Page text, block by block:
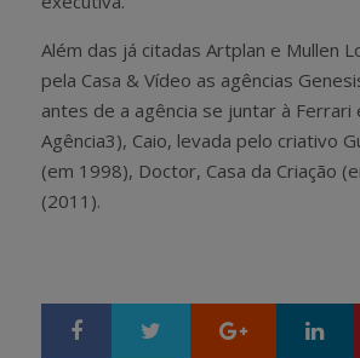
Além das já citadas Artplan e Mullen
pela Casa & Vídeo as agências
antes de a agência se juntar à Ferrari
Agência3), Caio, levada pelo criativo
(em 1998), Doctor, Casa da Criação
(2011).
Google+